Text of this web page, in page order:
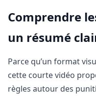
Comprendre
un résumé
Parce qu’un format
cette courte vidéo
règles autour des